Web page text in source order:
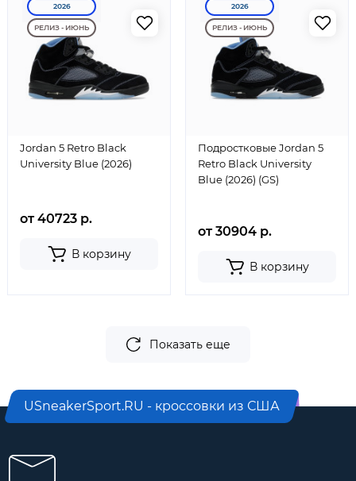
2026
РЕЛИЗ - ИЮНЬ
Jordan 5 Retro Black
University Blue (2026)
от 40723 р.
В корзину
2026
РЕЛИЗ - ИЮНЬ
Подростковые Jordan 5
Retro Black University
Blue (2026) (GS)
от 30904 р.
В корзину
Показать еще
USneakerSport.RU - кроссовки из США